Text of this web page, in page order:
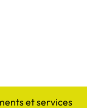
Brocéliande
et services